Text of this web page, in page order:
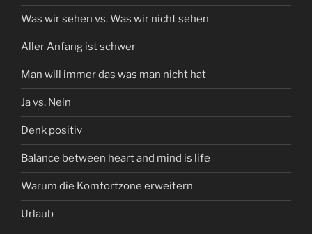
Was wir sehen vs. Was wir nicht sehen
Aller Anfang ist schwer
Man will immer das was man nicht hat
Ja vs. Nein
Denk positiv
Balance between heart and mind is life
Warum die Komfortzone erweitern
Urlaub